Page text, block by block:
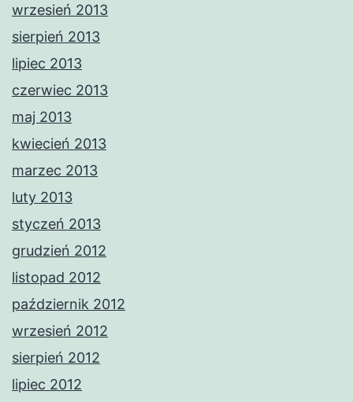
wrzesień 2013
sierpień 2013
lipiec 2013
czerwiec 2013
maj 2013
kwiecień 2013
marzec 2013
luty 2013
styczeń 2013
grudzień 2012
listopad 2012
październik 2012
wrzesień 2012
sierpień 2012
lipiec 2012